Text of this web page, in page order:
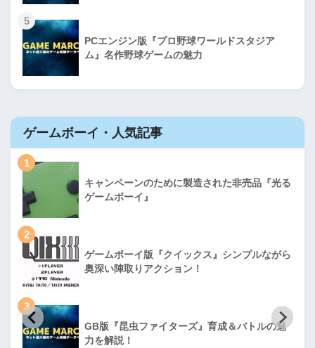
5
PCエンジン版『プロ野球ワールドスタジア
ム』名作野球ゲームの魅力
ゲームボーイ・人気記事
1
キャンペーンのために製造された非売品『光る
ゲームボーイ』
2
ゲームボーイ版『クイックス』シンプルながら
奥深い陣取りアクション！
3
GB版『昆虫ファイターズ』育成＆バトルの魅
力を解説！